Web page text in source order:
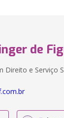
de
Direito e Serviço